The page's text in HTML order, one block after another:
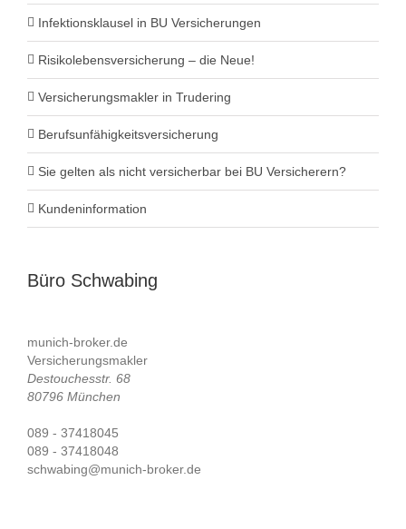
Infektionsklausel in BU Versicherungen
Risikolebensversicherung – die Neue!
Versicherungsmakler in Trudering
Berufsunfähigkeitsversicherung
Sie gelten als nicht versicherbar bei BU Versicherern?
Kundeninformation
Büro Schwabing
munich-broker.de
Versicherungsmakler
Destouchesstr. 68
80796 München
089 - 37418045
089 - 37418048
schwabing@munich-broker.de